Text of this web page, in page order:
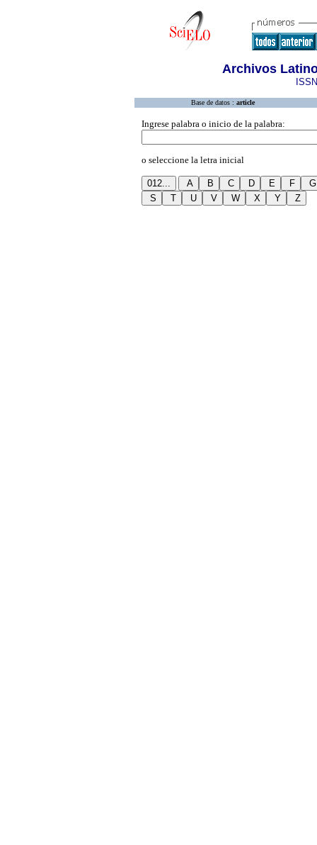
Archivos
Base de datos : article
Ingrese palabra o inicio de la palabra:
o seleccione la letra inicial